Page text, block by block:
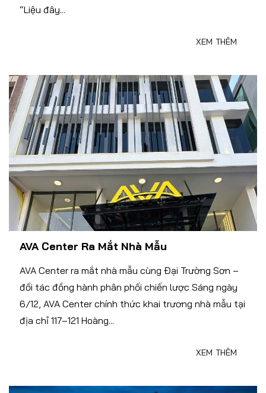
“Liệu đây...
XEM THÊM
AVA Center Ra Mắt Nhà Mẫu
AVA Center ra mắt nhà mẫu cùng Đại Trường Sơn –
đối tác đồng hành phân phối chiến lược Sáng ngày
6/12, AVA Center chính thức khai trương nhà mẫu tại
địa chỉ 117–121 Hoàng...
XEM THÊM